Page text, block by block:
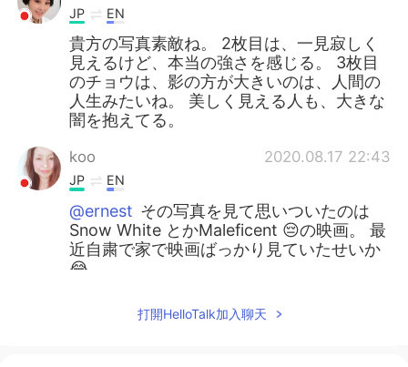
JP EN
貴方の写真素敵ね。 2枚目は、一見寂しく
見えるけど、本当の強さを感じる。 3枚目
のチョウは、影の方が大きいのは、人間の
人生みたいね。 美しく見える人も、大きな
闇を抱えてる。
koo 2020.08.17 22:43
JP EN
@ernest その写真を見て思いついたのは
Snow White とかMaleficent 😔の映画。 最
近自粛で家で映画ばっかり見ていたせいか
😂
打開HelloTalk加入聊天